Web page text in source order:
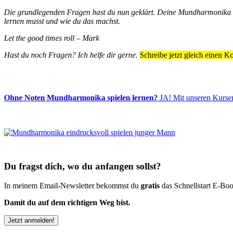
Die grundlegenden Fragen hast du nun geklärt. Deine
lernen musst und wie du das machst.
Let the good times roll – Mark
Hast du noch Fragen? Ich helfe dir gerne. Schreibe jetzt gleich einen
Ohne Noten Mundharmonika spielen lernen? JA! Mit unseren
Du fragst dich, wo du anfangen sollst?
In meinem Email-Newsletter bekommst du gratis das Schnellstart E-
Damit du auf dem richtigen Weg bist.
Jetzt anmelden!